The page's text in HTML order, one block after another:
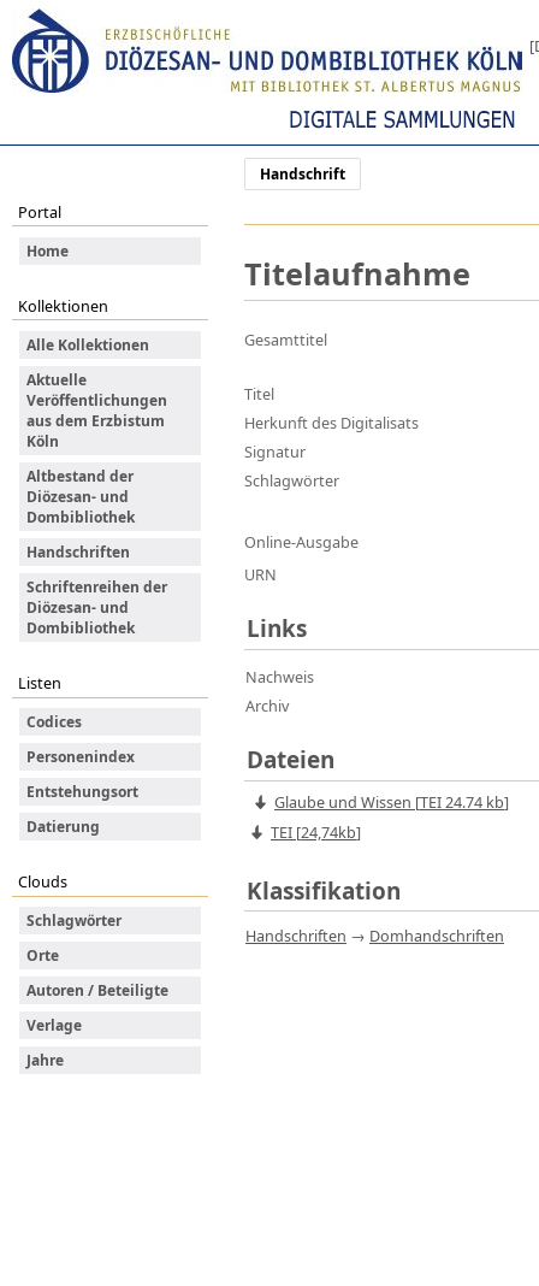
Handschrift
Portal
Home
Kollektionen
Alle Kollektionen
Aktuelle
Veröffentlichungen
aus dem Erzbistum
Köln
Altbestand der
Diözesan- und
Dombibliothek
Handschriften
Schriftenreihen der
Diözesan- und
Dombibliothek
Listen
Codices
Personenindex
Entstehungsort
Datierung
Clouds
Schlagwörter
Orte
Autoren / Beteiligte
Verlage
Jahre
Titelaufnahme
Gesamttitel
Titel
Herkunft des Digitalisats
Signatur
Schlagwörter
Online-Ausgabe
URN
Links
Nachweis
Archiv
Dateien
Glaube und Wissen [TEI24.74 kb]
TEI [24,74kb]
Klassifikation
Handschriften → Domhandschriften